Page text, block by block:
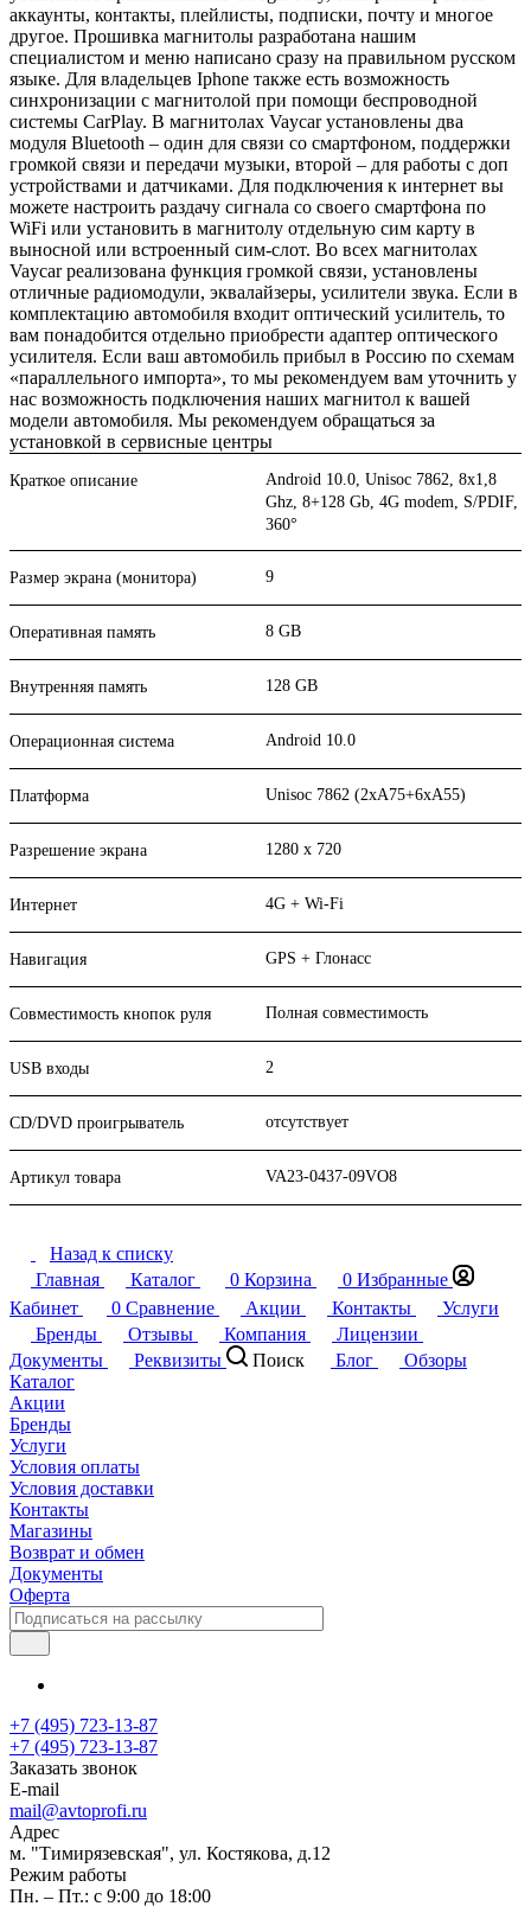
аккаунты, контакты, плейлисты, подписки, почту и многое
другое. Прошивка магнитолы разработана нашим
специалистом и меню написано сразу на правильном русском
языке. Для владельцев Iphone также есть возможность
синхронизации с магнитолой при помощи беспроводной
системы CarPlay. В магнитолах Vaycar установлены два
модуля Bluetooth – один для связи со смартфоном, поддержки
громкой связи и передачи музыки, второй – для работы с доп
устройствами и датчиками. Для подключения к интернет вы
можете настроить раздачу сигнала со своего смартфона по
WiFi или установить в магнитолу отдельную сим карту в
выносной или встроенный сим-слот. Во всех магнитолах
Vaycar реализована функция громкой связи, установлены
отличные радиомодули, эквалайзеры, усилители звука. Если в
комплектацию автомобиля входит оптический усилитель, то
вам понадобится отдельно приобрести адаптер оптического
усилителя. Если ваш автомобиль прибыл в Россию по схемам
«параллельного импорта», то мы рекомендуем вам уточнить у
нас возможность подключения наших магнитол к вашей
модели автомобиля. Мы рекомендуем обращаться за
установкой в сервисные центры
Краткое описание
Android 10.0, Unisoc 7862, 8х1,8
Ghz, 8+128 Gb, 4G modem, S/PDIF,
360°
Размер экрана (монитора) 9
Оперативная память 8 GB
Внутренняя память 128 GB
Операционная система Android 10.0
Платформа Unisoc 7862 (2xA75+6xA55)
Разрешение экрана 1280 x 720
Интернет 4G + Wi-Fi
Навигация GPS + Глонасс
Совместимость кнопок руля Полная совместимость
USB входы 2
CD/DVD проигрыватель отсутствует
Артикул товара VA23-0437-09VO8
Назад к списку
Главная
Каталог 0 Корзина 0 Избранные
Кабинет
0 Сравнение Акции Контакты
Услуги
Бренды
Отзывы Компания
Лицензии
Документы
Реквизиты Поиск Блог
Обзоры
Каталог
Акции
Бренды
Услуги
Условия оплаты
Условия доставки
Контакты
Магазины
Возврат и обмен
Документы
Оферта
+7 (495) 723-13-87
+7 (495) 723-13-87
Заказать звонок
E-mail
mail@avtoprofi.ru
Адрес
м. "Тимирязевская", ул. Костякова, д.12
Режим работы
Пн. – Пт.: с 9:00 до 18:00